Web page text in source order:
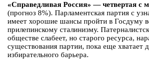
«Справедливая Россия» — четвертая с
(прогноз 8%). Парламентская партия с
имеет хорошие шансы пройти в Госдуму
прилепинскому сталинизму.
обществе слабеет, но старого ресурса,
существования партии, пока еще хватает
избирательного барьера.